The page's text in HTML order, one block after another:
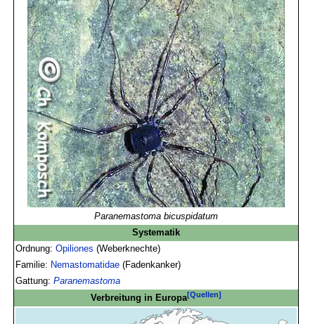
Paranemastoma bicuspidatum
Systematik
Ordnung:Opiliones (Weberknechte)
Familie: Nemastomatidae (Fadenkanker)
Gattung:Paranemastoma
Verbreitung in Europa[Quellen]